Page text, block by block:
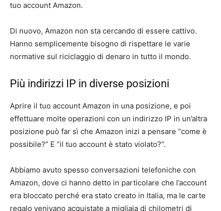
tuo account Amazon.
Di nuovo, Amazon non sta cercando di essere cattivo.
Hanno semplicemente bisogno di rispettare le varie
normative sul riciclaggio di denaro in tutto il mondo.
Più indirizzi IP in diverse posizioni
Aprire il tuo account Amazon in una posizione, e poi
effettuare molte operazioni con un indirizzo IP in un’altra
posizione può far sì che Amazon inizi a pensare “come è
possibile?” E “il tuo account è stato violato?”.
Abbiamo avuto spesso conversazioni telefoniche con
Amazon, dove ci hanno detto in particolare che l’account
era bloccato perché era stato creato in Italia, ma le carte
regalo venivano acquistate a migliaia di chilometri di